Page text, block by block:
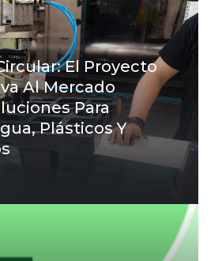
El Proyecto
Al Mercado
Para
Plásticos Y